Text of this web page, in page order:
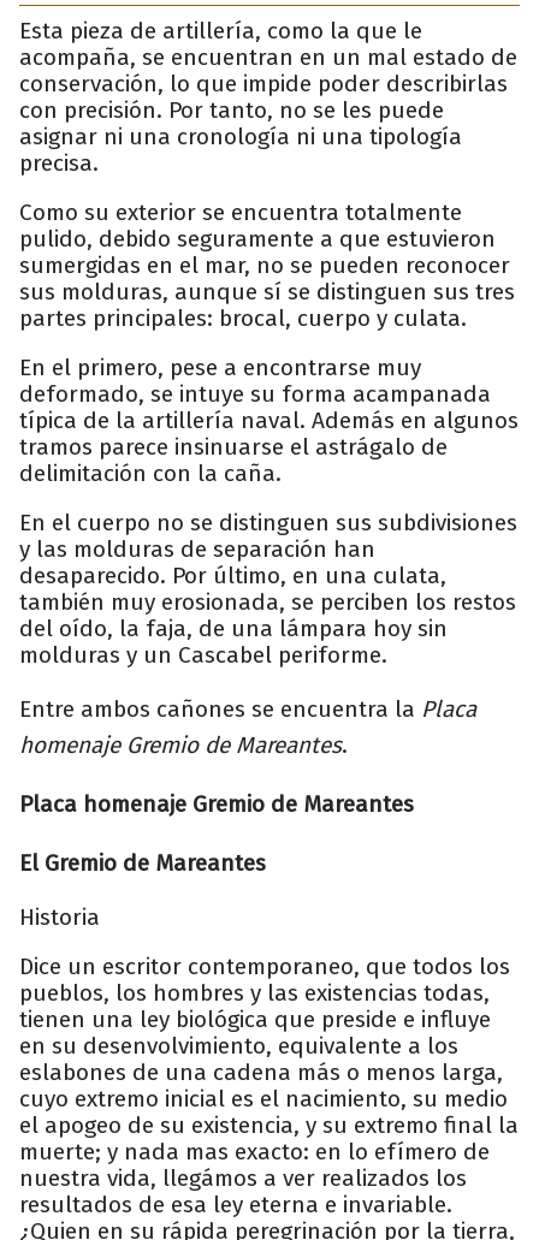
Esta pieza de artillería, como la que le
acompaña, se encuentran en un mal estado de
conservación, lo que impide poder describirlas
con precisión. Por tanto, no se les puede
asignar ni una cronología ni una tipología
precisa.
Como su exterior se encuentra totalmente
pulido, debido seguramente a que estuvieron
sumergidas en el mar, no se pueden reconocer
sus molduras, aunque sí se distinguen sus tres
partes principales: brocal, cuerpo y culata.
En el primero, pese a encontrarse muy
deformado, se intuye su forma acampanada
típica de la artillería naval. Además en algunos
tramos parece insinuarse el astrágalo de
delimitación con la caña.
En el cuerpo no se distinguen sus subdivisiones
y las molduras de separación han
desaparecido. Por último, en una culata,
también muy erosionada, se perciben los restos
del oído, la faja, de una lámpara hoy sin
molduras y un Cascabel periforme.
Entre ambos cañones se encuentra la Placa
homenaje Gremio de Mareantes.
Placa homenaje Gremio de Mareantes
El Gremio de Mareantes
Historia
Dice un escritor contemporaneo, que todos los
pueblos, los hombres y las existencias todas,
tienen una ley biológica que preside e influye
en su desenvolvimiento, equivalente a los
eslabones de una cadena más o menos larga,
cuyo extremo inicial es el nacimiento, su medio
el apogeo de su existencia, y su extremo final la
muerte; y nada mas exacto: en lo efímero de
nuestra vida, llegámos a ver realizados los
resultados de esa ley eterna e invariable.
¿Quien en su rápida peregrinación por la tierra,